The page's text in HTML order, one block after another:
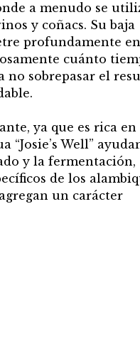
a menudo se
y coñacs. Su baja
profundamente
cuánto
no sobrepasar el
ya que es rica en
Well”
y la fermentación,
de los
un carácter